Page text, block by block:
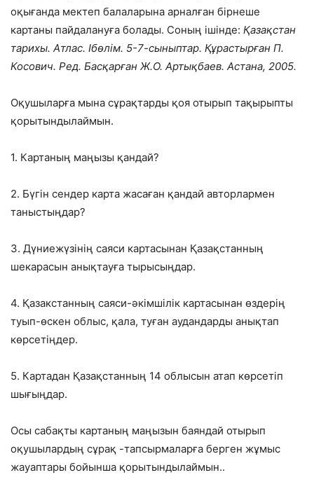
оқығанда мектеп балаларына арналған бірнеше
картаны пайдалануға болады. Соның ішінде: Қазақстан
тарихы. Атлас. Ібөлім. 5-7-сыныптар. Құрастырған П.
Косович. Ред. Басқарған Ж.О. Артықбаев. Астана, 2005.
Оқушыларға мына сұрақтарды қоя отырып тақырыпты
қорытындылаймын.
1. Картаның маңызы қандай?
2. Бүгін сендер карта жасаған қандай авторлармен
таныстыңдар?
3. Дүниежүзінің саяси картасынан Қазақстанның
шекарасын анықтауға тырысыңдар.
4. Қазакстанның саяси-әкімшілік картасынан өздерің
туып-өскен облыс, қала, туған аудандарды анықтап
көрсетіңдер.
5. Картадан Қазақстанның 14 облысын атап көрсетіп
шығыңдар.
Осы сабақты картаның маңызын баяндай отырып
оқушылардың сұрақ -тапсырмаларға берген жұмыс
жауаптары бойынша қорытындылаймын..